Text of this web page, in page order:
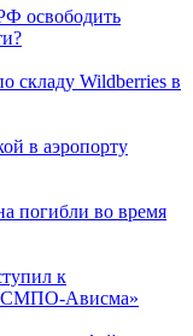
освободить
складу Wildberries в
в аэропорту
погибли во время
к
Ависма»